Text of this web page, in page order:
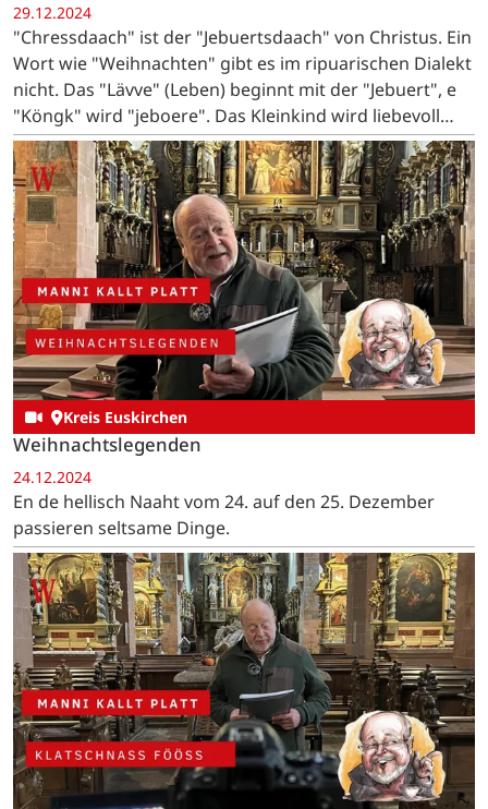
29.12.2024
"Chressdaach" ist der "Jebuertsdaach" von Christus. Ein
Wort wie "Weihnachten" gibt es im ripuarischen Dialekt
nicht. Das "Lävve" (Leben) beginnt mit der "Jebuert", e
"Köngk" wird "jeboere". Das Kleinkind wird liebevoll
"Ditz" oder "Ditzje" genannt. …
Kreis Euskirchen
Weihnachtslegenden
24.12.2024
En de hellisch Naaht vom 24. auf den 25. Dezember
passieren seltsame Dinge.